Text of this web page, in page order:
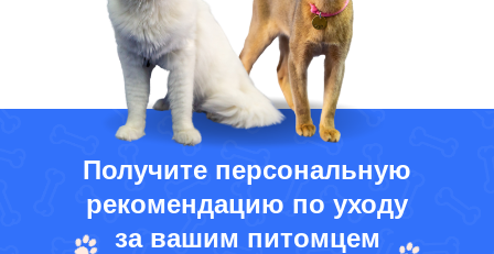
Получите персональную
рекомендацию по уходу
за вашим питомцем